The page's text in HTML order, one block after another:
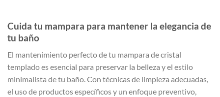
Cuida tu mampara para mantener la elegancia de
tu baño
El mantenimiento perfecto de tu mampara de cristal
templado es esencial para preservar la belleza y el estilo
minimalista de tu baño. Con técnicas de limpieza adecuadas,
el uso de productos específicos y un enfoque preventivo,